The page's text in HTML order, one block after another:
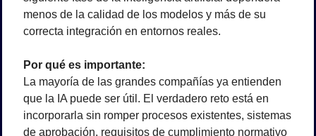
menos de la calidad de los modelos y más de su
correcta integración en entornos reales.
Por qué es importante:
La mayoría de las grandes compañías ya entienden
que la IA puede ser útil. El verdadero reto está en
incorporarla sin romper procesos existentes, sistemas
de aprobación, requisitos de cumplimiento normativo